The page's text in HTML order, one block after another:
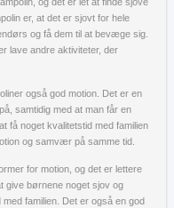
er, at det er sjovt for hele
og få dem til at bevæge sig.
lave andre aktiviteter, der
også god motion. Det er en
samtidig med at man får en
få noget kvalitetstid med familien
og samvær på samme tid.
for motion, og det er lettere
give børnene noget sjov og
familien. Det er også en god